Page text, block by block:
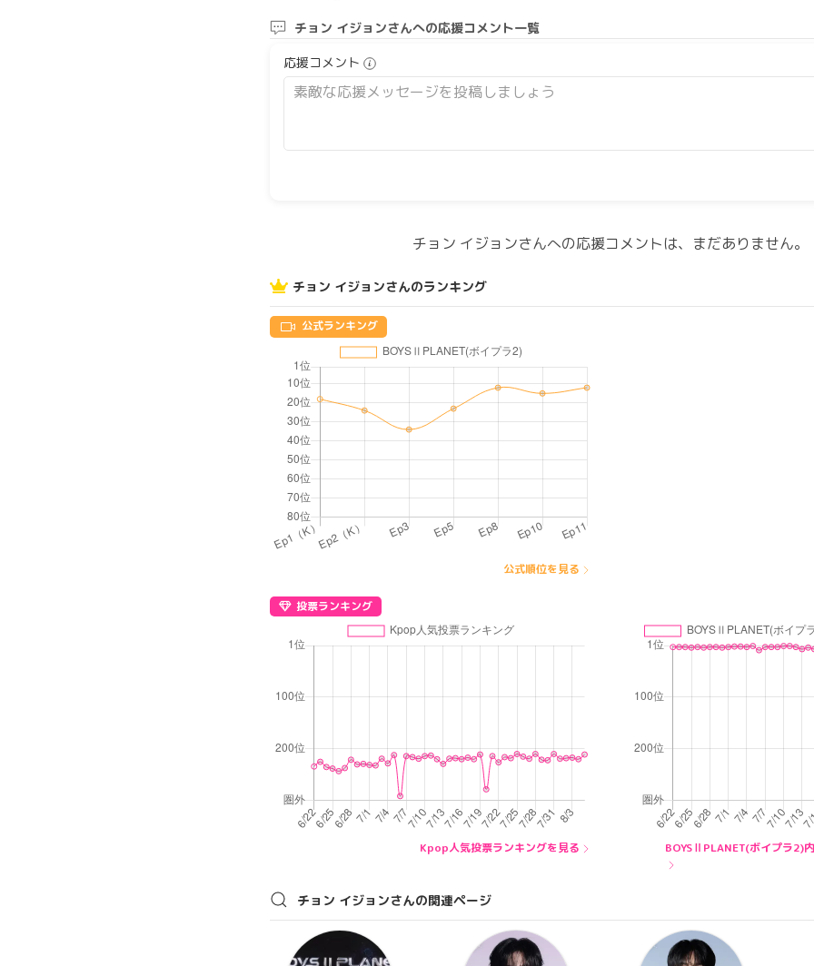
チョン イジョンさんへの応援コメント一覧
応援コメント
チョン イジョンさんへの応援コメントは、まだありません。
チョン イジョンさんのランキング
公式ランキング
公式順位を見る
投票ランキング
Kpop人気投票ランキングを見る BOYSⅡPLANET(ボイプラ2)
チョン イジョンさんの関連ページ